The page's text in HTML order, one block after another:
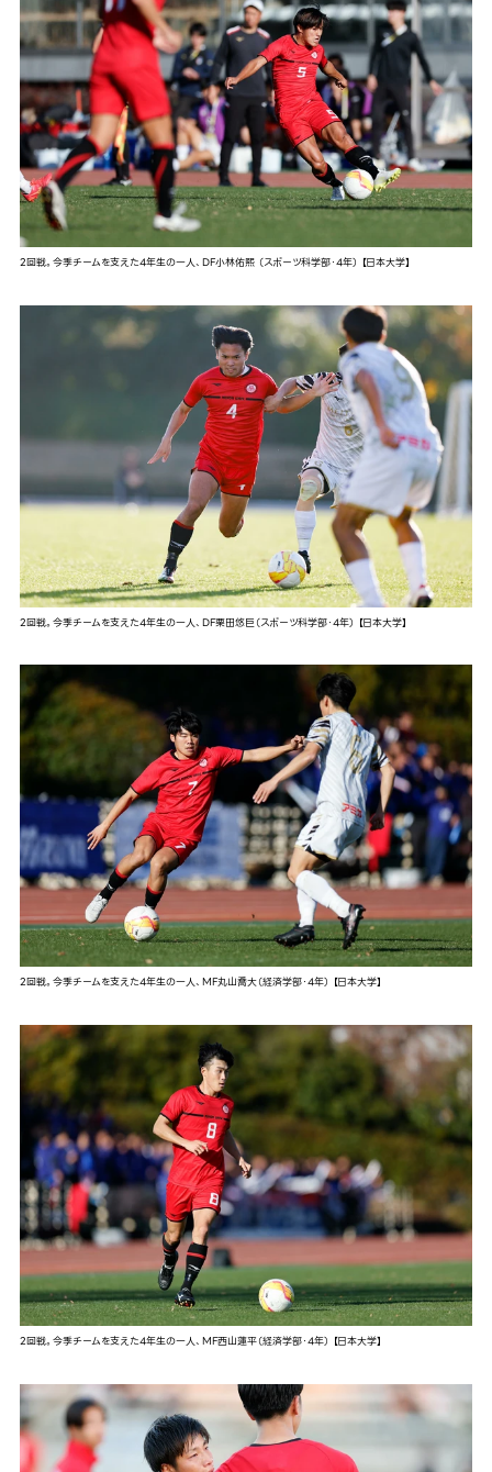
2回戦。今季チームを支えた4年生の一人、DF小林佑熙 （スポーツ科学部・4年） 【日本大学】
2回戦。今季チームを支えた4年生の一人、DF栗田悠巨（スポーツ科学部・4年） 【日本大学】
2回戦。今季チームを支えた4年生の一人、MF丸山喬大（経済学部・4年） 【日本大学】
2回戦。今季チームを支えた4年生の一人、MF西山蓮平（経済学部・4年） 【日本大学】